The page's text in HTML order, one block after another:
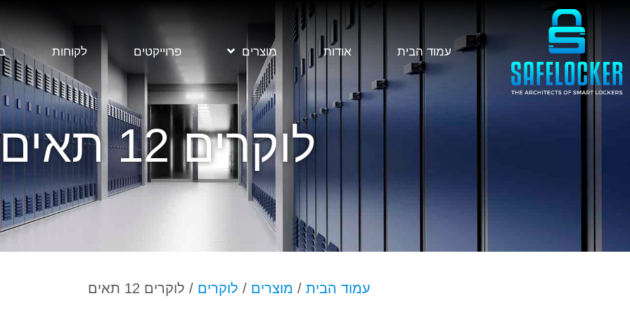
עמוד הבית אודות מוצרים פרוייקטים לקוחות
לוקרים 12 תאים
עמוד הבית / מוצרים / לוקרים / לוקרים 12 תאים